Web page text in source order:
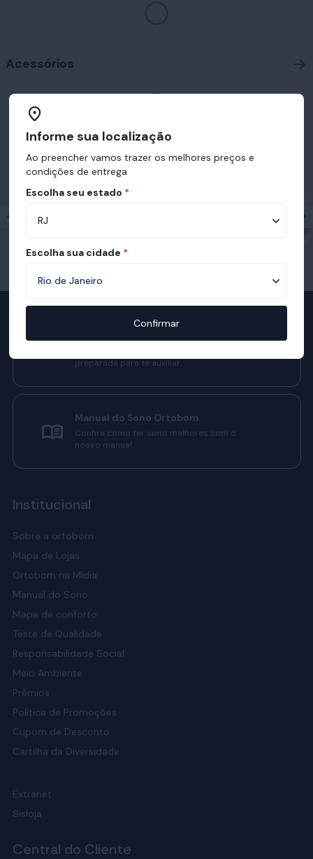
Acessórios
Prêmios e certificações recebidas pelo
Ortobom
preparada para te auxiliar.
Manual do Sono Ortobom
Confira como ter sono melhores com o
nosso manual.
Institucional
Sobre a ortobom
Mapa de Lojas
Ortobom na Mídia
Manual do Sono
Mapa de conforto
Teste de Qualidade
Responsabilidade Social
Meio Ambiente
Prêmios
Política de Promoções
Cupom de Desconto
Cartilha da Diversidade
Extranet
Sisloja
Central do Cliente
Informe sua localização
Ao preencher vamos trazer os melhores preços e
condições de entrega
Escolha seu estado *
Escolha sua cidade *
Confirmar